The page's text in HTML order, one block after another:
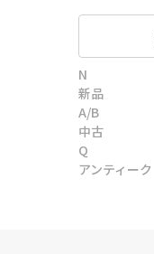
N
新品
A/B
中古
Q
アンティーク